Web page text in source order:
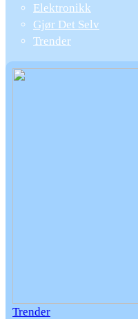
Elektronikk
Gjør Det Selv
Trender
Trender